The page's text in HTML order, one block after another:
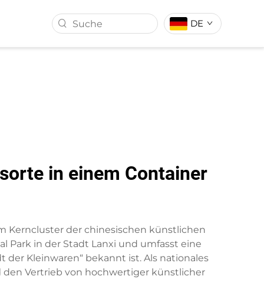
DE
in einem Container
Kerncluster der chinesischen künstlichen
Park in der Stadt Lanxi und umfasst eine
der Kleinwaren“ bekannt ist. Als nationales
Vertrieb von hochwertiger künstlicher